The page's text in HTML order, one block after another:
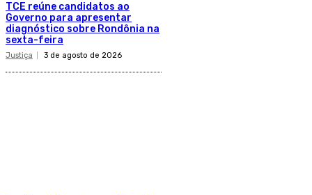
TCE reúne candidatos ao
Governo para apresentar
diagnóstico sobre Rondônia na
sexta-feira
Justiça 3 de agosto de 2026